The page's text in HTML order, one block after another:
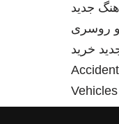
جدید
روسری
خرید
Vehicles